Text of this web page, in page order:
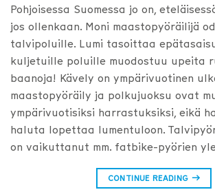
Pohjoisessa Suomessa jo on,
jos ollenkaan. Moni maastopyöräilijä
talvipoluille. Lumi tasoittaa
kuljetuille poluille muodostuu upeita
baanoja! Kävely on ympärivuotinen
maastopyöräily ja polkujuoksu ovat
ympärivuotisiksi harrastuksiksi, eikä
haluta lopettaa lumentuloon.
on vaikuttanut mm. fatbike-pyörien
CONTINUE READING →